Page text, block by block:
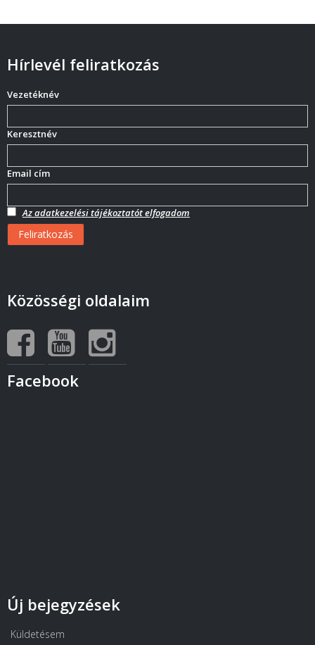
Hírlevél feliratkozás
Vezetéknév
Keresztnév
Email cím
Az adatkezelési tájékoztatót elfogadom
Közösségi oldalaim
Facebook
Új bejegyzések
Küldetésem